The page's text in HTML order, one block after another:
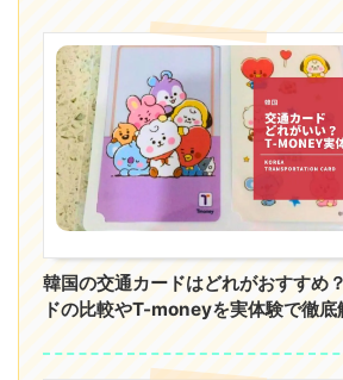
韓国の交通カードはどれがおすすめ
ドの比較やT-moneyを実体験で徹底